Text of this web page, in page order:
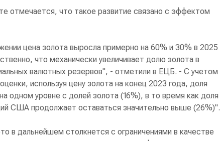
отмечается, что такое развитие связано с эффектом
цена золота выросла примерно на 60% и 30% в 2025
что механически увеличивает долю золота в
валютных резервов", - отметили в ЕЦБ. - С учетом
используя цену золота на конец 2023 года, доля
одном уровне с долей золота (16%), в то время как доля
США продолжает оставаться значительно выше (26%)".
в дальнейшем столкнется с ограничениями в качестве